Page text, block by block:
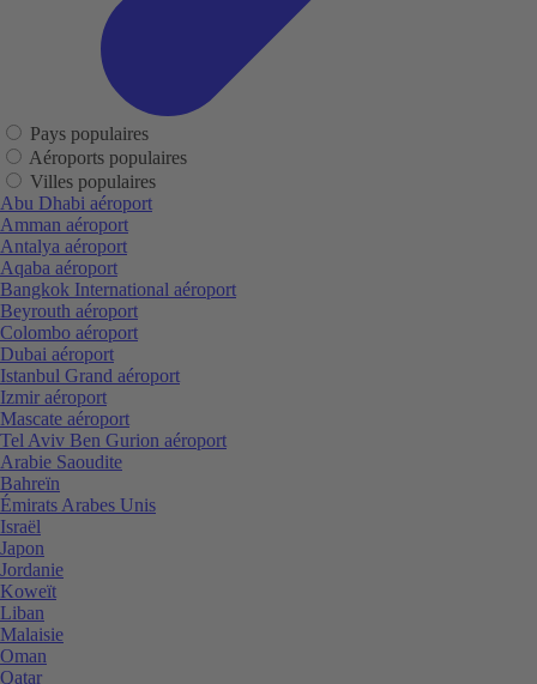
Pays populaires
Aéroports populaires
Villes populaires
Abu Dhabi aéroport
Amman aéroport
Antalya aéroport
Aqaba aéroport
Bangkok International aéroport
Beyrouth aéroport
Colombo aéroport
Dubai aéroport
Istanbul Grand aéroport
Izmir aéroport
Mascate aéroport
Tel Aviv Ben Gurion aéroport
Arabie Saoudite
Bahreïn
Émirats Arabes Unis
Israël
Japon
Jordanie
Koweït
Liban
Malaisie
Oman
Qatar